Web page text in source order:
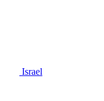
Israel